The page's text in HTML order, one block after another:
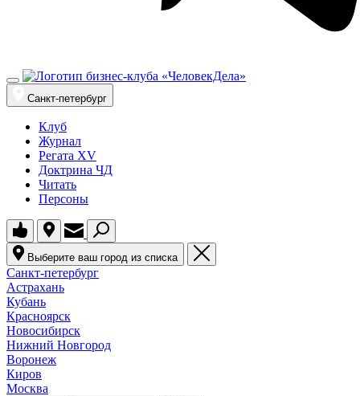
Санкт-петербург
Клуб
Журнал
Регата XV
Доктрина ЧД
Читать
Персоны
Выберите ваш город из списка
Санкт-петербург
Астрахань
Кубань
Красноярск
Новосибирск
Нижний Новгород
Воронеж
Киров
Москва